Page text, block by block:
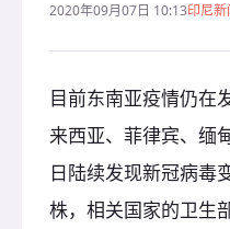
2020年09月07日 10:13印尼新
目前东南亚疫情仍在
来西亚、菲律宾、缅
日陆续发现新冠病毒
株，相关国家的卫生